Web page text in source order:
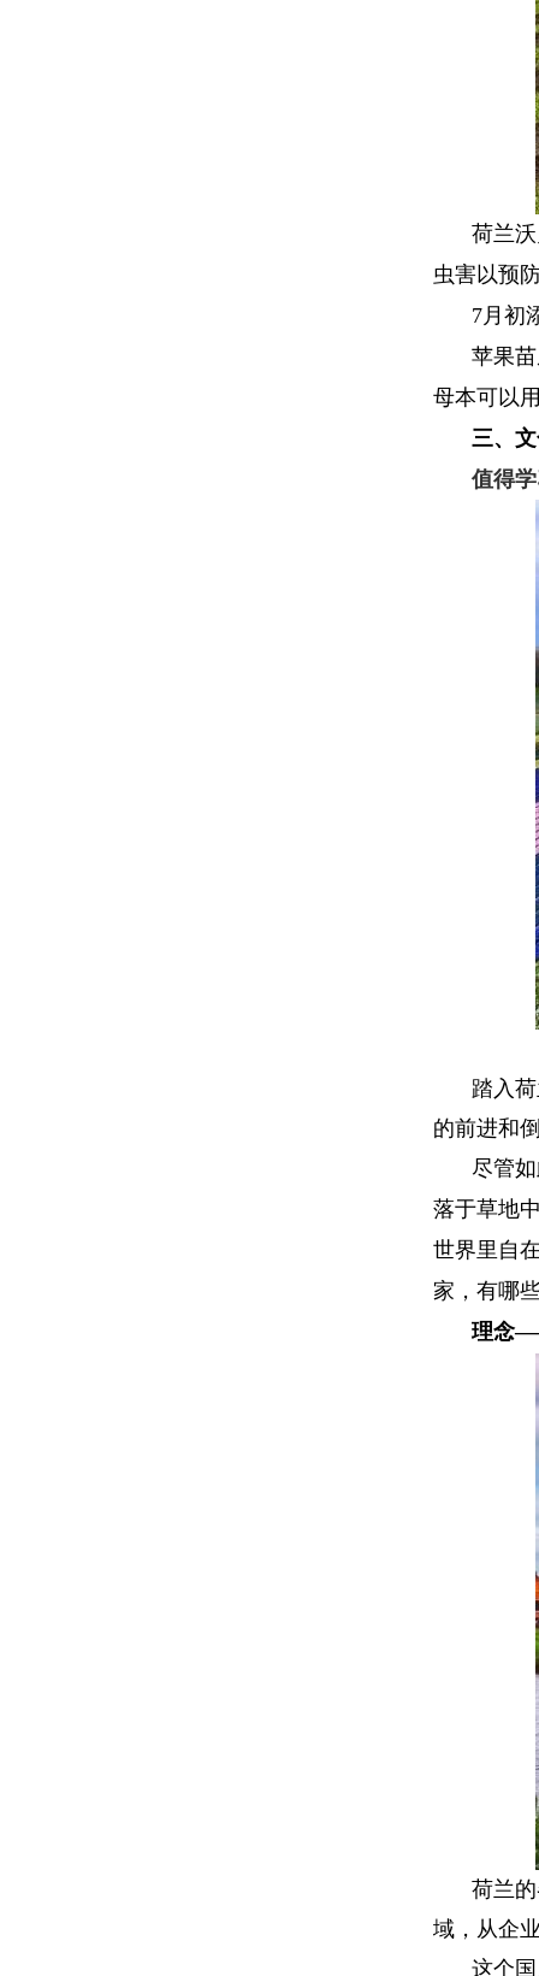
荷兰
虫害以预
7月初
苹果
母本可以
三、
值得
踏入
的前进和
尽管
落于草地
世界里自
家，有哪
理念
荷兰
域，从企
这个